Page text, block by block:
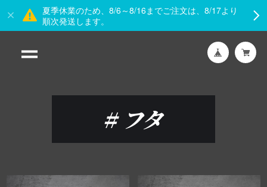
夏季休業のため、8/6～8/16までご注文は、8/17より
順次発送します。
#フタ